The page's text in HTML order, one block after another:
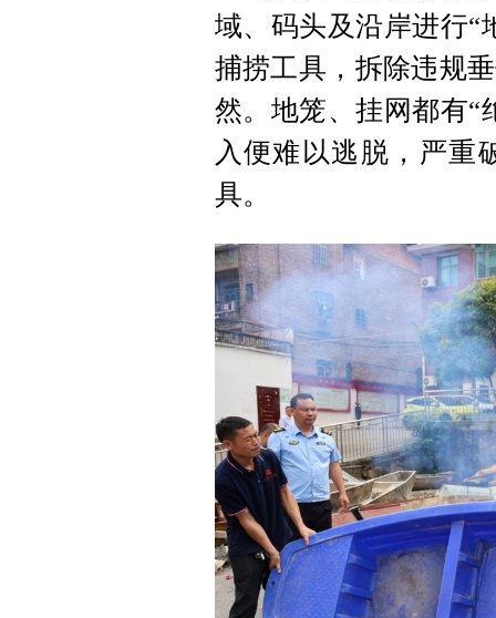
域、码头及沿岸进行“
捕捞工具，拆除违规
然。地笼、挂网都有“
入便难以逃脱，严重
具。